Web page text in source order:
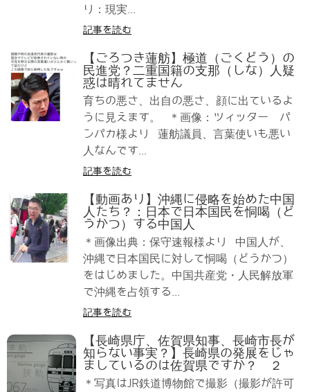
り：現実...
記事を読む
【ごろつき蓮舫】極道（ごくどう）の
民進党？二重国籍の支那（しな）人疑
惑は晴れてません
育ちの悪さ、出自の悪さ、顔に出ているよ
うに見えます。 ＊画像：ツィッター パ
ンパカ様より 蓮舫議員、言葉使いも悪い
人なんです...
記事を読む
【動画あり】沖縄に侵略を始めた中国
人たち？：日本で日本国民を恫喝（ど
うかつ）する中国人
＊画像出典：保守速報様より 中国人が、
沖縄で日本国民に対して恫喝（どうかつ）
をはじめました。中国共産党・人民解放軍
で沖縄を占領する...
記事を読む
【長崎県庁、佐賀県知事、長崎市長が
知らない事実？】長崎県の発展をじゃ
ましているのは佐賀県ですか？ ２
＊写真はJR鉄道博物館で撮影（撮影が許可